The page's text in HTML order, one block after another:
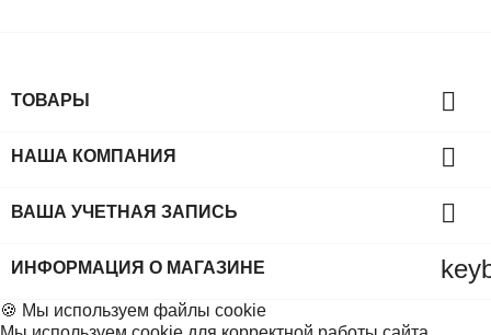
ТОВАРЫ 
НАША КОМПАНИЯ 
ВАША УЧЕТНАЯ ЗАПИСЬ 
ИНФОРМАЦИЯ О МАГАЗИНЕ
🍪 Мы используем файлы cookie